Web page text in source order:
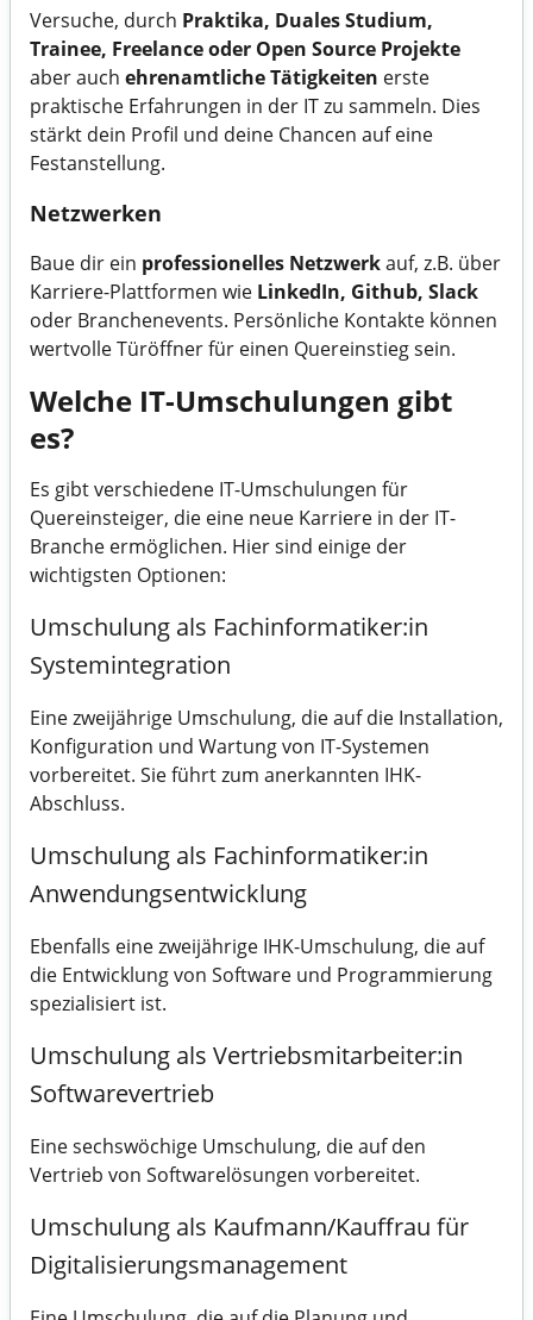
Versuche, durch Praktika, Duales Studium,
Trainee, Freelance oder Open Source Projekte
aber auch ehrenamtliche Tätigkeiten erste
praktische Erfahrungen in der IT zu sammeln. Dies
stärkt dein Profil und deine Chancen auf eine
Festanstellung.
Netzwerken
Baue dir ein professionelles Netzwerkauf, z.B. über
Karriere-Plattformen wie LinkedIn, Github, Slack
oder Branchenevents. Persönliche Kontakte können
wertvolle Türöffner für einen Quereinstieg sein.
Welche IT-Umschulungen gibt
es?
Es gibt verschiedene IT-Umschulungen für
Quereinsteiger, die eine neue Karriere in der IT-
Branche ermöglichen. Hier sind einige der
wichtigsten Optionen:
Umschulung als Fachinformatiker:in
Systemintegration
Eine zweijährige Umschulung, die auf die Installation,
Konfiguration und Wartung von IT-Systemen
vorbereitet. Sie führt zum anerkannten IHK-
Abschluss.
Umschulung als Fachinformatiker:in
Anwendungsentwicklung
Ebenfalls eine zweijährige IHK-Umschulung, die auf
die Entwicklung von Software und Programmierung
spezialisiert ist.
Umschulung als Vertriebsmitarbeiter:in
Softwarevertrieb
Eine sechswöchige Umschulung, die auf den
Vertrieb von Softwarelösungen vorbereitet.
Umschulung als Kaufmann/Kauffrau für
Digitalisierungsmanagement